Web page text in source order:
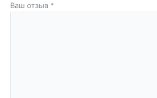
Ваш отзыв *